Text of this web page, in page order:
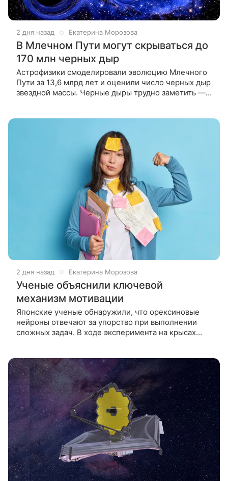
2 дня назад Екатерина Морозова
В Млечном Пути могут скрываться до
170 млн черных дыр
Астрофизики смоделировали эволюцию Млечного
Пути за 13,6 млрд лет и оценили число черных дыр
звездной массы. Черные дыры трудно заметить —
2 дня назад Екатерина Морозова
Ученые объяснили ключевой
механизм мотивации
Японские ученые обнаружили, что орексиновые
нейроны отвечают за упорство при выполнении
сложных задач. В ходе эксперимента на крысах